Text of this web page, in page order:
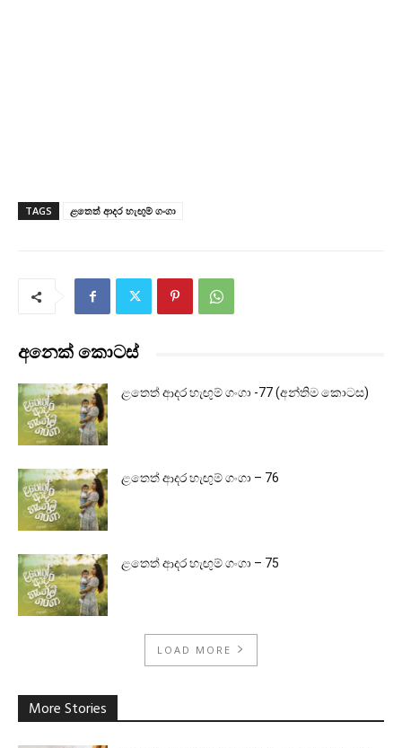
TAGS ළතෙත් ආදර හැඟුම් ගංගා
අනෙක් කොටස්
ළතෙත් ආදර හැඟුම් ගංගා -77 (අන්තිම කොටස)
ළතෙත් ආදර හැඟුම් ගංගා – 76
ළතෙත් ආදර හැඟුම් ගංගා – 75
LOAD MORE
More Stories